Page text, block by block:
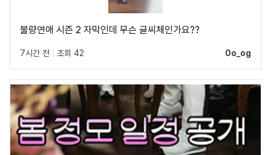
불량연애 시즌 2 자막인데 무슨 글씨체인가요??
7시간 전 조회 42 0o_og